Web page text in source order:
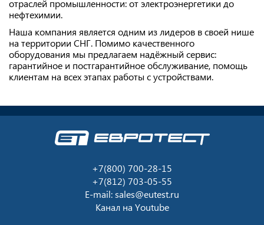
отраслей промышленности: от электроэнергетики до
нефтехимии.
Наша компания является одним из лидеров в своей нише
на территории СНГ. Помимо качественного
оборудования мы предлагаем надёжный сервис:
гарантийное и постгарантийное обслуживание, помощь
клиентам на всех этапах работы с устройствами.
+7(800) 700-28-15
+7(812) 703-05-55
E-mail:sales@eutest.ru
Канал на Youtube